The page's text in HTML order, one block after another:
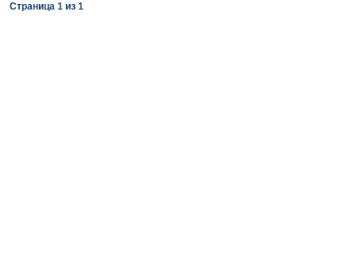
Страница 1 из 1